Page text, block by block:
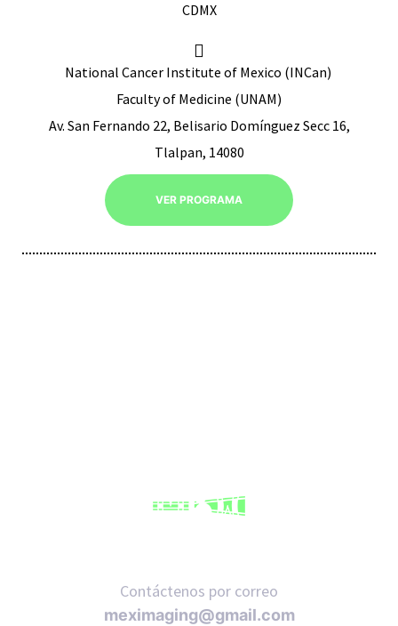
CDMX
National Cancer Institute of Mexico (INCan)
Faculty of Medicine (UNAM)
Av. San Fernando 22, Belisario Domínguez Secc 16,
Tlalpan, 14080
VER PROGRAMA
Contáctenos por correo
meximaging@gmail.com